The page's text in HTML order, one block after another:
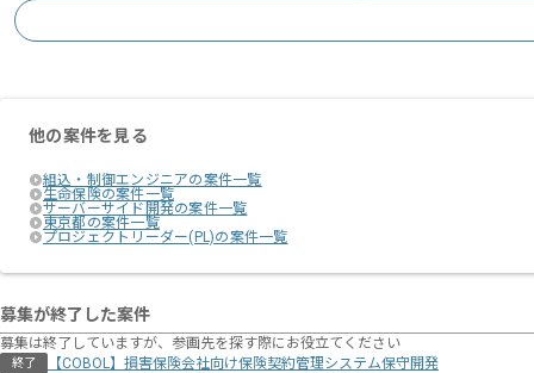
他の案件を見る
組込・制御エンジニアの案件一覧
生命保険の案件一覧
サーバーサイド開発の案件一覧
東京都の案件一覧
プロジェクトリーダー(PL)の案件一覧
募集が終了した案件
募集は終了していますが、参画先を探す際にお役立てください
終了 【COBOL】損害保険会社向け保険契約管理システム保守開発